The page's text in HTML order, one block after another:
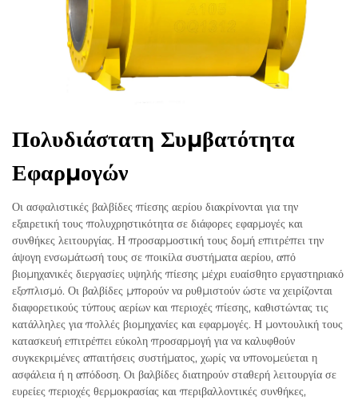
Πολυδιάστατη Συμβατότητα
Εφαρμογών
Οι ασφαλιστικές βαλβίδες πίεσης αερίου διακρίνονται για την
εξαιρετική τους πολυχρηστικότητα σε διάφορες εφαρμογές και
συνθήκες λειτουργίας. Η προσαρμοστική τους δομή επιτρέπει την
άψογη ενσωμάτωσή τους σε ποικίλα συστήματα αερίου, από
βιομηχανικές διεργασίες υψηλής πίεσης μέχρι ευαίσθητο εργαστηριακό
εξοπλισμό. Οι βαλβίδες μπορούν να ρυθμιστούν ώστε να χειρίζονται
διαφορετικούς τύπους αερίων και περιοχές πίεσης, καθιστώντας τις
κατάλληλες για πολλές βιομηχανίες και εφαρμογές. Η μοντουλική τους
κατασκευή επιτρέπει εύκολη προσαρμογή για να καλυφθούν
συγκεκριμένες απαιτήσεις συστήματος, χωρίς να υπονομεύεται η
ασφάλεια ή η απόδοση. Οι βαλβίδες διατηρούν σταθερή λειτουργία σε
ευρείες περιοχές θερμοκρασίας και περιβαλλοντικές συνθήκες,